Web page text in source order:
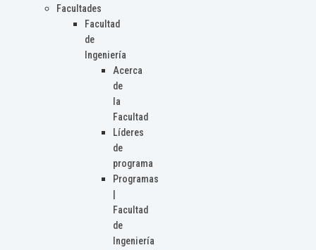
Facultades
Facultad
de
Ingeniería
Acerca
de
la
Facultad
Líderes
de
programa
Programas
Facultad
de
Ingeniería